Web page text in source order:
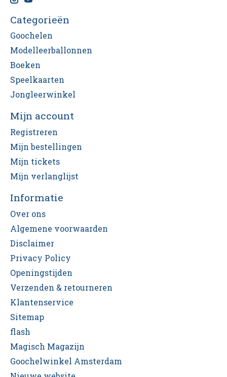
Categorieën
Goochelen
Modelleerballonnen
Boeken
Speelkaarten
Jongleerwinkel
Mijn account
Registreren
Mijn bestellingen
Mijn tickets
Mijn verlanglijst
Informatie
Over ons
Algemene voorwaarden
Disclaimer
Privacy Policy
Openingstijden
Verzenden & retourneren
Klantenservice
Sitemap
flash
Magisch Magazijn
Goochelwinkel Amsterdam